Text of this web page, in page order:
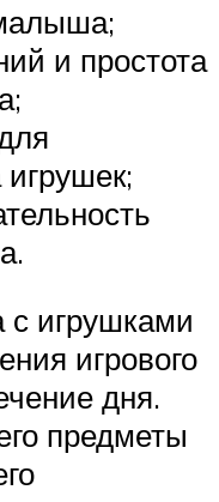
и простота
игрушек;
с игрушками
игрового
дня.
предметы